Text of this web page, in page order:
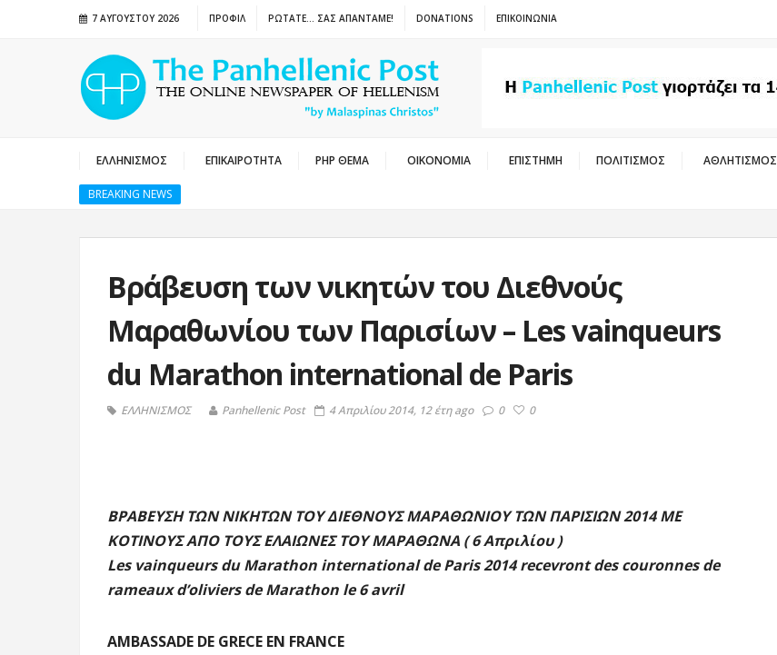
7 ΑΥΓΟΎΣΤΟΥ 2026 ΠΡΟΦΙΛ ΡΩΤΑΤΕ… ΣΑΣ ΑΠΑΝΤΑΜΕ! DONATIONS ΕΠΙΚΟΙΝΩΝΙΑ
ΕΛΛΗΝΙΣΜΟΣ ΕΠΙΚΑΙΡΟΤΗΤΑ PHP ΘΕΜΑ ΟΙΚΟΝΟΜΙΑ ΕΠΙΣΤΗΜΗ ΠΟΛΙΤΙΣΜΟΣ ΑΘΛΗΤΙΣΜΟΣ
BREAKING NEWS
Βράβευση των νικητών του Διεθνούς
Μαραθωνίου των Παρισίων – Les vainqueurs
du Marathon international de Paris
ΕΛΛΗΝΙΣΜΟΣ Panhellenic Post 4 Απριλίου 2014, 12 έτη ago 0 0
ΒΡΑΒΕΥΣΗ ΤΩΝ ΝΙΚΗΤΩΝ ΤΟΥ ΔΙΕΘΝΟΥΣ ΜΑΡΑΘΩΝΙΟΥ ΤΩΝ ΠΑΡΙΣΙΩΝ 2014 ΜΕ
ΚΟΤΙΝΟΥΣ ΑΠΟ ΤΟΥΣ ΕΛΑΙΩΝΕΣ ΤΟΥ ΜΑΡΑΘΩΝΑ ( 6 Απριλίου )
Les vainqueurs du Marathon international de Paris 2014 recevront des couronnes de
rameaux d’oliviers de Marathon le 6 avril
AMBASSADE DE GRECE EN FRANCE